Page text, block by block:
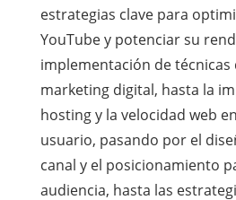
estrategias clave para
YouTube y potenciar su
implementación de técnicas
marketing digital, hasta la
hosting y la velocidad web
usuario, pasando por el
canal y el posicionamiento
audiencia, hasta las